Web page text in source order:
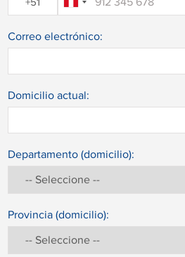
+51
Correo electrónico:
Domicilio actual:
Departamento (domicilio):
Provincia (domicilio):